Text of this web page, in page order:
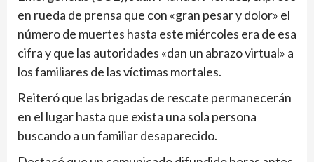
en rueda de prensa que con «gran pesar y dolor» el
número de muertes hasta este miércoles era de esa
cifra y que las autoridades «dan un abrazo virtual» a
los familiares de las víctimas mortales.
Reiteró que las brigadas de rescate permanecerán
en el lugar hasta que exista una sola persona
buscando a un familiar desaparecido.